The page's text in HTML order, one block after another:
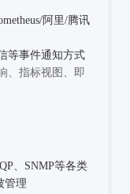
阿里/腾讯
等事件通知方式
、指标视图、即
、SNMP等各类
管理